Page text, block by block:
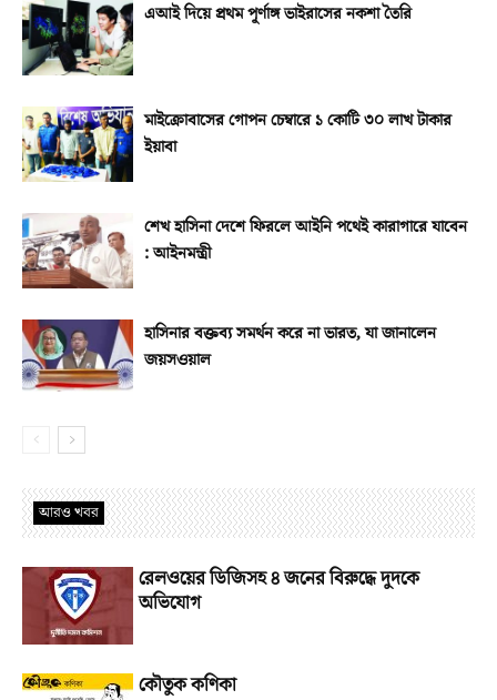
এআই দিয়ে প্রথম পূর্ণাঙ্গ ভাইরাসের নকশা তৈরি
মাইক্রোবাসের গোপন চেম্বারে ১ কোটি ৩০ লাখ টাকার
ইয়াবা
শেখ হাসিনা দেশে ফিরলে আইনি পথেই কারাগারে যাবেন
: আইনমন্ত্রী
হাসিনার বক্তব্য সমর্থন করে না ভারত, যা জানালেন
জয়সওয়াল
আরও খবর
রেলওয়ের ডিজিসহ ৪ জনের বিরুদ্ধে দুদকে
অভিযোগ
কৌতুক কণিকা